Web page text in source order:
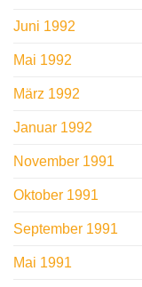
Juni 1992
Mai 1992
März 1992
Januar 1992
November 1991
Oktober 1991
September 1991
Mai 1991